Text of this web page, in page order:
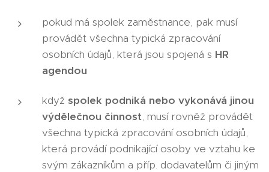
pokud má spolek zaměstnance, pak musí
provádět všechna typická zpracování
osobních údajů, která jsou spojená s HR
agendou
když spolek podniká nebo vykonává jinou
výdělečnou činnost, musí rovněž provádět
všechna typická zpracování osobních údajů,
která provádí podnikající osoby ve vztahu ke
svým zákazníkům a příp. dodavatelům či jiným